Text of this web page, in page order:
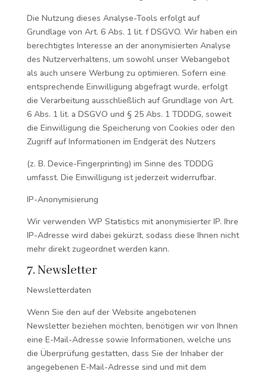
Die Nutzung dieses Analyse-Tools erfolgt auf
Grundlage von Art. 6 Abs. 1 lit. f DSGVO. Wir haben ein
berechtigtes Interesse an der anonymisierten Analyse
des Nutzerverhaltens, um sowohl unser Webangebot
als auch unsere Werbung zu optimieren. Sofern eine
entsprechende Einwilligung abgefragt wurde, erfolgt
die Verarbeitung ausschließlich auf Grundlage von Art.
6 Abs. 1 lit. a DSGVO und § 25 Abs. 1 TDDDG, soweit
die Einwilligung die Speicherung von Cookies oder den
Zugriff auf Informationen im Endgerät des Nutzers
(z. B. Device-Fingerprinting) im Sinne des TDDDG
umfasst. Die Einwilligung ist jederzeit widerrufbar.
IP-Anonymisierung
Wir verwenden WP Statistics mit anonymisierter IP. Ihre
IP-Adresse wird dabei gekürzt, sodass diese Ihnen nicht
mehr direkt zugeordnet werden kann.
7. Newsletter
Newsletterdaten
Wenn Sie den auf der Website angebotenen
Newsletter beziehen möchten, benötigen wir von Ihnen
eine E-Mail-Adresse sowie Informationen, welche uns
die Überprüfung gestatten, dass Sie der Inhaber der
angegebenen E-Mail-Adresse sind und mit dem